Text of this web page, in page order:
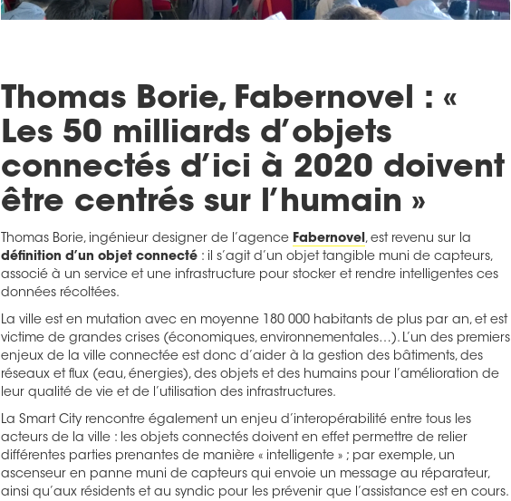
Thomas Borie, Fabernovel : «
Les 50 milliards d’objets
connectés d’ici à 2020 doivent
être centrés sur l’humain »
Thomas Borie, ingénieur designer de l’agence Fabernovel, est revenu sur la
définition d’un objet connecté : il s’agit d’un objet tangible muni de capteurs,
associé à un service et une infrastructure pour stocker et rendre intelligentes ces
données récoltées.
La ville est en mutation avec en moyenne 180 000 habitants de plus par an, et est
victime de grandes crises (économiques, environnementales…). L’un des premiers
enjeux de la ville connectée est donc d’aider à la gestion des bâtiments, des
réseaux et flux (eau, énergies), des objets et des humains pour l’amélioration de
leur qualité de vie et de l’utilisation des infrastructures.
La Smart City rencontre également un enjeu d’interopérabilité entre tous les
acteurs de la ville : les objets connectés doivent en effet permettre de relier
différentes parties prenantes de manière « intelligente » ; par exemple, un
ascenseur en panne muni de capteurs qui envoie un message au réparateur,
ainsi qu’aux résidents et au syndic pour les prévenir que l’assistance est en cours.